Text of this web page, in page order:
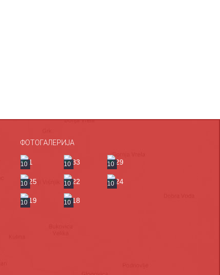
ФОТОГАЛЕРИЈА
10 10 10
10 10 10
10 10